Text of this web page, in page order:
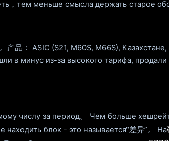
，тем меньше смысла держать старое
产品： ASIC (S21, M60S, M66S),
в минус из-за высокого тарифа,
числу за период。 Чем больше
блок - это называется“差异”。 На